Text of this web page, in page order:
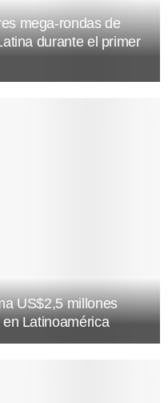
mega-rondas de
durante el primer
US$2,5 millones
Latinoamérica